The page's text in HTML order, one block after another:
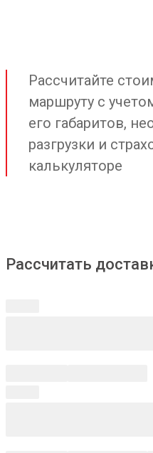
Рассчитайте
маршруту с
его габаритов,
разгрузки и
калькуляторе
Рассчитать